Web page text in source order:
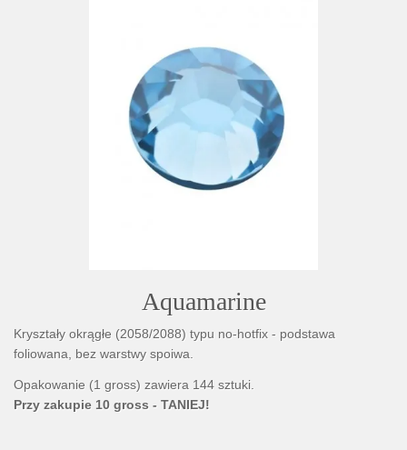
Aquamarine
Kryształy okrągłe (2058/2088) typu no-hotfix - podstawa
foliowana, bez warstwy spoiwa.
Opakowanie (1 gross) zawiera 144 sztuki.
Przy zakupie 10 gross - TANIEJ!